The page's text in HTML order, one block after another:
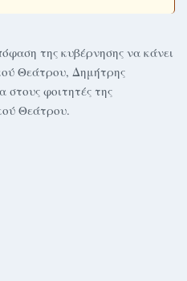
της κυβέρνησης να κάνει
Θεάτρου, Δημήτρης
στους φοιτητές της
Θεάτρου.